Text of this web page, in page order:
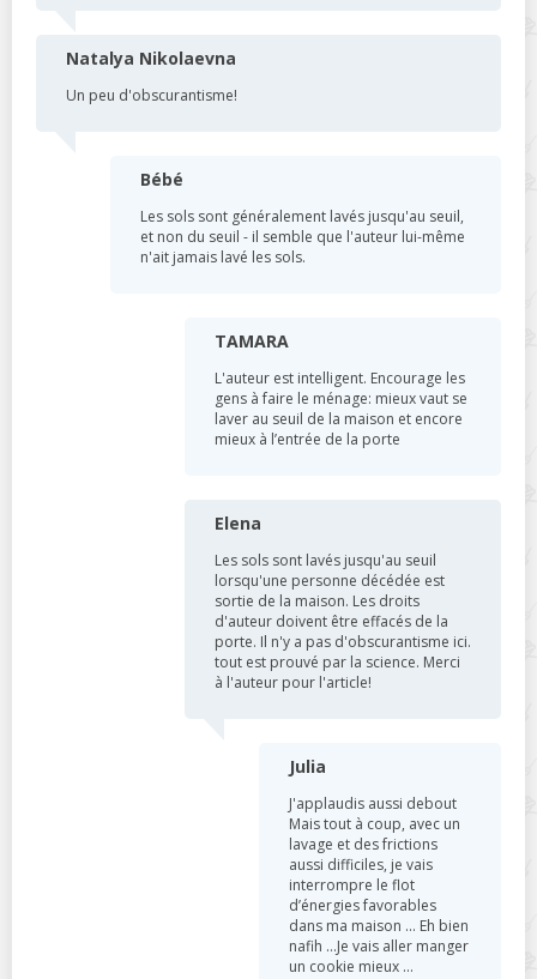
Natalya Nikolaevna
Un peu d'obscurantisme!
Bébé
Les sols sont généralement lavés jusqu'au seuil,
et non du seuil - il semble que l'auteur lui-même
n'ait jamais lavé les sols.
TAMARA
L'auteur est intelligent. Encourage les
gens à faire le ménage: mieux vaut se
laver au seuil de la maison et encore
mieux à l’entrée de la porte
Elena
Les sols sont lavés jusqu'au seuil
lorsqu'une personne décédée est
sortie de la maison. Les droits
d'auteur doivent être effacés de la
porte. Il n'y a pas d'obscurantisme ici.
tout est prouvé par la science. Merci
à l'auteur pour l'article!
Julia
J'applaudis aussi debout
Mais tout à coup, avec un
lavage et des frictions
aussi difficiles, je vais
interrompre le flot
d’énergies favorables
dans ma maison ... Eh bien
nafih ...Je vais aller manger
un cookie mieux ...